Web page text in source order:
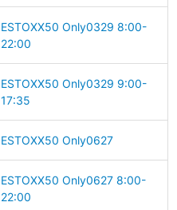
ESTOXX50 Only0329 8:00-
22:00
ESTOXX50 Only0329 9:00-
17:35
ESTOXX50 Only0627
ESTOXX50 Only0627 8:00-
22:00